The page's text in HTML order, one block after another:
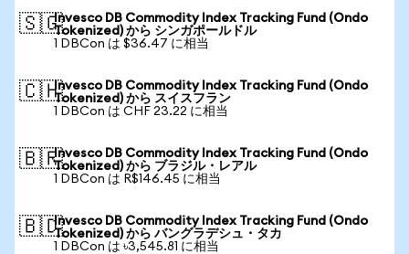
🇸🇬Invesco DB Commodity Index Tracking Fund (Ondo
Tokenized) から シンガポールドル
1 DBCon は $36.47 に相当
🇨🇭Invesco DB Commodity Index Tracking Fund (Ondo
Tokenized) から スイスフラン
1 DBCon は CHF 23.22 に相当
🇧🇷Invesco DB Commodity Index Tracking Fund (Ondo
Tokenized) から ブラジル・レアル
1 DBCon は R$146.45 に相当
🇧🇩Invesco DB Commodity Index Tracking Fund (Ondo
Tokenized) から バングラデシュ・タカ
1 DBCon は ৳3,545.81 に相当